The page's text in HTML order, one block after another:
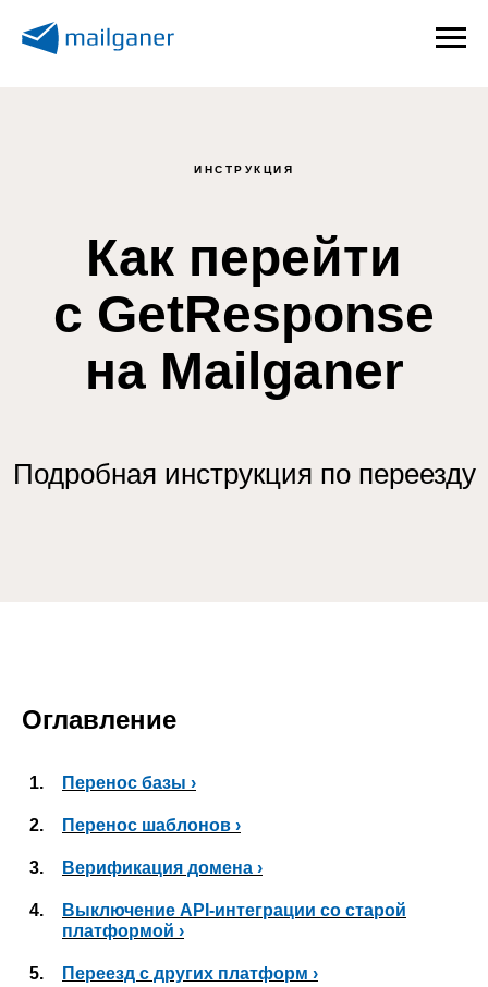
ИНСТРУКЦИЯ
Как перейти
с GetResponse
на Mailganer
Подробная инструкция по переезду
Оглавление
1. Перенос базы ›
2. Перенос шаблонов ›
3. Верификация домена ›
4.
Выключение API-интеграции со старой
платформой ›
5. Переезд с других платформ ›